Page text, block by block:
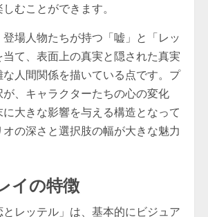
むことができます。
場人物たちが持つ「嘘」と「レッ
て、表面上の真実と隠された真実
人間関係を描いている点です。プ
が、キャラクターたちの心の変化
大きな影響を与える構造となって
の深さと選択肢の幅が大きな魅力
イの特徴
とレッテル」は、基本的にビジュア